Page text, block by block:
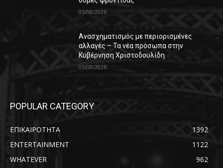
05/08/2026
Ανασχηματισμός με περιορισμένες
αλλαγές – Τα νέα πρόσωπα στην
Κυβέρνηση Χριστοδουλίδη
05/08/2026
POPULAR CATEGORY
ΕΠΙΚΑΙΡΟΤΗΤΑ
1392
ENTERTAINMENT
1122
WHATEVER
962